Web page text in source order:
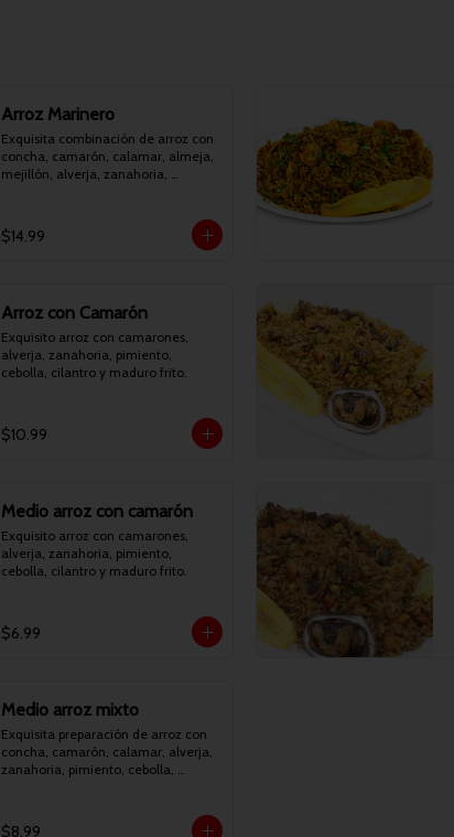
Arroz Marinero
Exquisita combinación de arroz con
concha, camarón, calamar, almeja,
mejillón, alverja, zanahoria,
$14.99
Arroz con Camarón
Exquisito arroz con camarones,
alverja, zanahoria, pimiento,
cebolla, cilantro y maduro frito.
$10.99
Medio arroz con camarón
Exquisito arroz con camarones,
alverja, zanahoria, pimiento,
cebolla, cilantro y maduro frito.
$6.99
Medio arroz mixto
Exquisita preparación de arroz con
concha, camarón, calamar, alverja,
zanahoria, pimiento, cebolla,
$8.99